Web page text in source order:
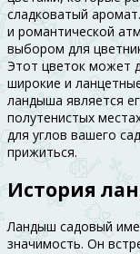
сладковатый
и романтической
выбором для
Этот цветок может
широкие и
ландыша является
полутенистых
для углов вашего
прижиться.
История
Ландыш садовый
значимость. Он